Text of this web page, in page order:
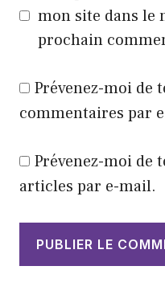
mon site dans le
prochain
Prévenez-moi de
commentaires par
Prévenez-moi de
articles par e-mail.